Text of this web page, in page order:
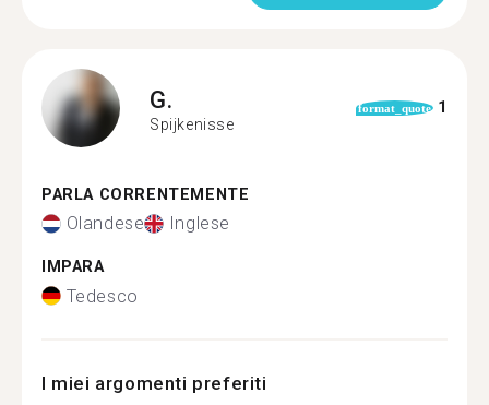
G.
Spijkenisse
format_quote 1
PARLA CORRENTEMENTE
Olandese Inglese
IMPARA
Tedesco
I miei argomenti preferiti